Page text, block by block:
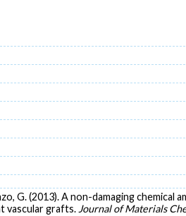
G. (2013). A non-damaging
vascular grafts. Journal of Materials